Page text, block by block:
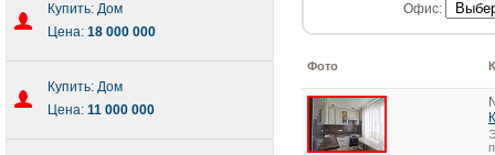
Купить: Дом
Цена: 18 000 000
Купить: Дом
Цена: 11 000 000
Офис:
Фото